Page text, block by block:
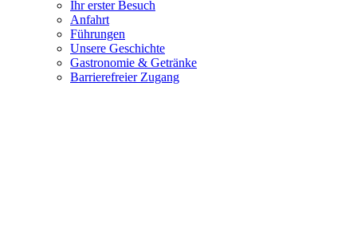
Ihr erster Besuch
Anfahrt
Führungen
Unsere Geschichte
Gastronomie & Getränke
Barrierefreier Zugang